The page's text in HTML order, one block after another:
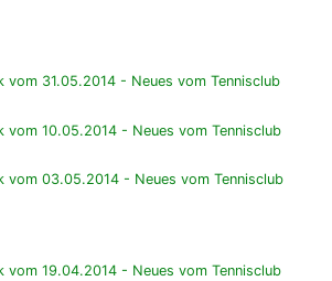
vom 31.05.2014 - Neues vom Tennisclub
vom 10.05.2014 - Neues vom Tennisclub
vom 03.05.2014 - Neues vom Tennisclub
vom 19.04.2014 - Neues vom Tennisclub